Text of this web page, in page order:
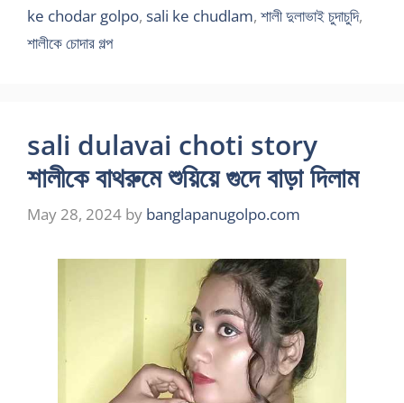
ke chodar golpo, sali ke chudlam, শালী দুলাভাই চুদাচুদি,
শালীকে চোদার গল্প
sali dulavai choti story
শালীকে বাথরুমে শুয়িয়ে গুদে বাড়া দিলাম
May 28, 2024 by banglapanugolpo.com